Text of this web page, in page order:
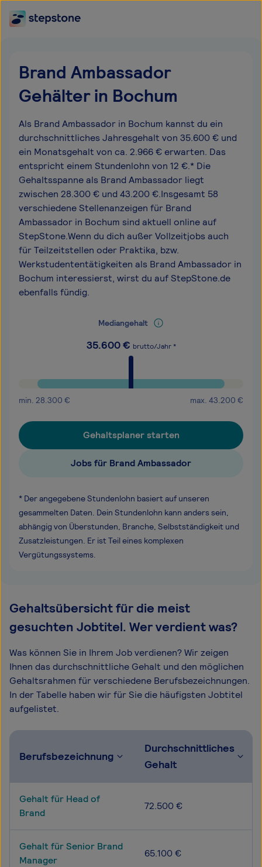
Brand Ambassador
Gehälter in Bochum
Als Brand Ambassador in Bochum kannst du ein
durchschnittliches Jahresgehalt von 35.600 € und
ein Monatsgehalt von ca. 2.966 € erwarten. Das
entspricht einem Stundenlohn von 12 €.* Die
Gehaltsspanne als Brand Ambassador liegt
zwischen 28.300 € und 43.200 €.Insgesamt 58
verschiedene Stellenanzeigen für Brand
Ambassador in Bochum sind aktuell online auf
StepStone.Wenn du dich außer Vollzeitjobs auch
für Teilzeitstellen oder Praktika, bzw.
Werkstudententätigkeiten als Brand Ambassador in
Bochum interessierst, wirst du auf StepStone.de
ebenfalls fündig.
Mediangehalt
35.600€ brutto/Jahr *
min. 28.300 € max. 43.200 €
Gehaltsplaner starten
Jobs für Brand Ambassador
* Der angegebene Stundenlohn basiert auf unseren
gesammelten Daten. Dein Stundenlohn kann anders sein,
abhängig von Überstunden, Branche, Selbstständigkeit und
Zusatzleistungen. Er ist Teil eines komplexen
Vergütungssystems.
Gehaltsübersicht für die meist
gesuchten Jobtitel. Wer verdient was?
Was können Sie in Ihrem Job verdienen? Wir zeigen
Ihnen das durchschnittliche Gehalt und den möglichen
Gehaltsrahmen für verschiedene Berufsbezeichnungen.
In der Tabelle haben wir für Sie die häufigsten Jobtitel
aufgelistet.
Berufsbezeichnung
Durchschnittliches
Gehalt
Gehalt für Head of
Brand
72.500 €
Gehalt für Senior Brand
Manager
65.100 €